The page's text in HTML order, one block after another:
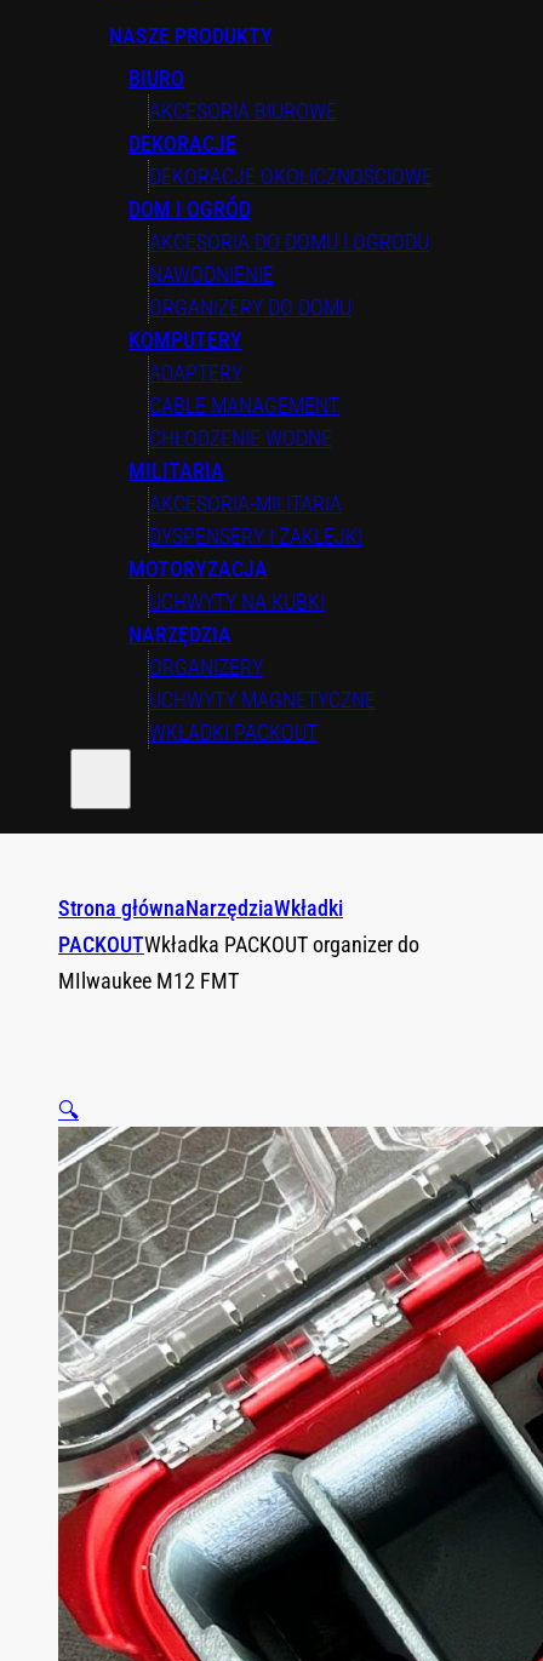
NASZE PRODUKTY
BIURO
AKCESORIA BIUROWE
DEKORACJE
DEKORACJE OKOLICZNOŚCIOWE
DOM I OGRÓD
AKCESORIA DO DOMU I OGRODU
NAWODNIENIE
ORGANIZERY DO DOMU
KOMPUTERY
ADAPTERY
CABLE MANAGEMENT
CHŁODZENIE WODNE
MILITARIA
AKCESORIA-MILITARIA
DYSPENSERY I ZAKLEJKI
MOTORYZACJA
UCHWYTY NA KUBKI
NARZĘDZIA
ORGANIZERY
UCHWYTY MAGNETYCZNE
WKŁADKI PACKOUT
Strona głównaNarzędziaWkładki
PACKOUTWkładka PACKOUT organizer do
MIlwaukee M12 FMT
🔍